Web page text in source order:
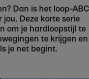
Dan is het loop-ABC
Deze korte serie
om je hardloopstijl te
te krijgen en
je net begint.